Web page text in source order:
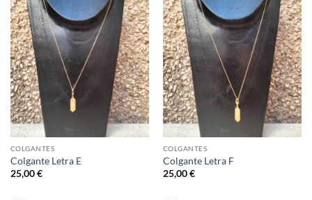
Añadir
a la
lista de
deseos
COLGANTES
Colgante Letra E
25,00€
Añadir
a la
lista de
deseos
COLGANTES
Colgante Letra F
25,00€